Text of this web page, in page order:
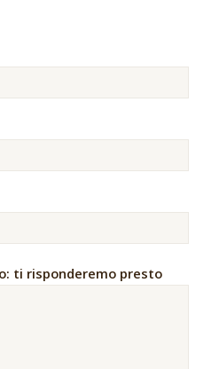
ti risponderemo presto